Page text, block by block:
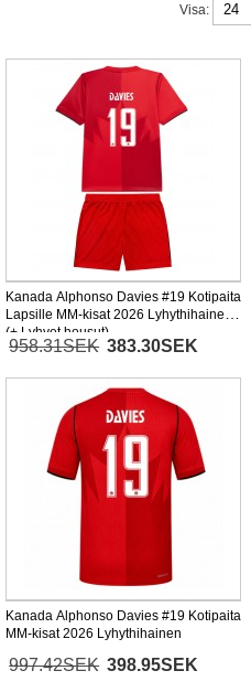
Visa:
Kanada Alphonso Davies #19 Kotipaita
Lapsille MM-kisat 2026 Lyhythihainen
(+ Lyhyet housut)
958.31SEK 383.30SEK
Kanada Alphonso Davies #19 Kotipaita
MM-kisat 2026 Lyhythihainen
997.42SEK 398.95SEK